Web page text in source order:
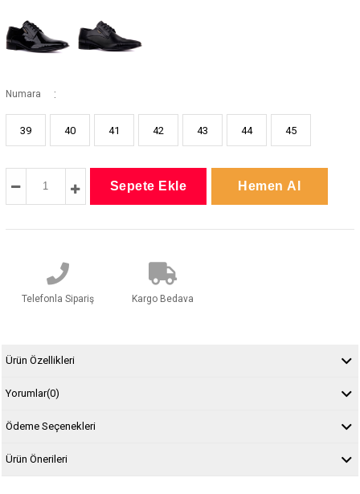
Numara :
39 40 41 42 43 44 45
Telefonla Sipariş Kargo Bedava
Ürün Özellikleri
Yorumlar(0)
Ödeme Seçenekleri
Ürün Önerileri